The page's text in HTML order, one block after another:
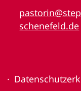
schenefeld.de